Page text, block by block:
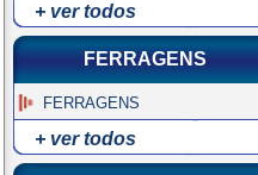
+ ver todos
FERRAGENS
FERRAGENS
+ ver todos